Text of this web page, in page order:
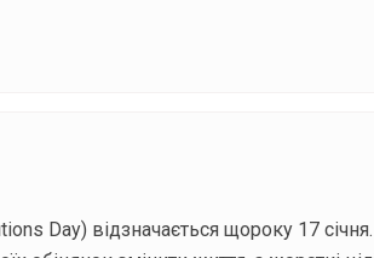
Day) відзначається щороку 17